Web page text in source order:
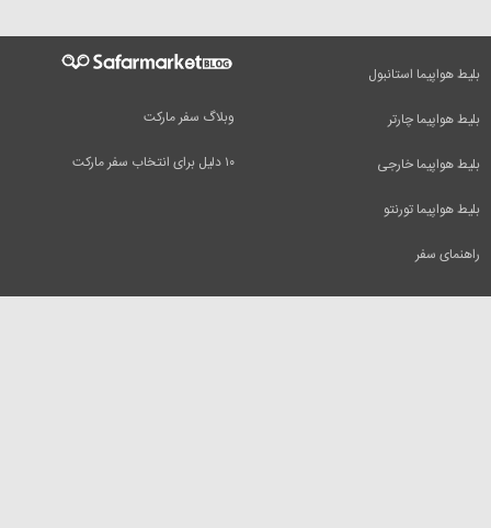
وبلاگ سفر مارکت
۱۰ دلیل برای انتخاب سفر مارکت
بلیط هواپیما استانبول
بلیط هواپیما چارتر
بلیط هواپیما خارجی
بلیط هواپیما تورنتو
راهنمای سفر